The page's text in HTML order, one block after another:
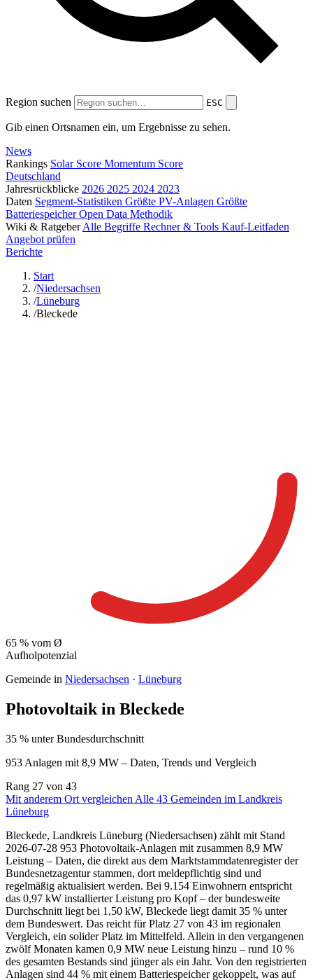
Region suchen ESC
Gib einen Ortsnamen ein, um Ergebnisse zu sehen.
News
Rankings Solar Score Momentum Score
Deutschland
Jahresrückblicke 2026 2025 2024 2023
Daten Segment-Statistiken Größte PV-Anlagen Größte
BatteriespeicherOpen Data Methodik
Wiki & Ratgeber Alle Begriffe Rechner & Tools Kauf-Leitfaden
Angebot prüfen
Berichte
Start
/Niedersachsen
/Lüneburg
/Bleckede
65 % vom Ø
Aufholpotenzial
Gemeinde in Niedersachsen · Lüneburg
Photovoltaik in Bleckede
35 % unter Bundesdurchschnitt
953 Anlagen mit 8,9 MW – Daten, Trends und Vergleich
Rang 27 von 43
Mit anderem Ort vergleichen Alle 43 Gemeinden im Landkreis
Lüneburg
Bleckede, Landkreis Lüneburg (Niedersachsen) zählt mit Stand
2026-07-28 953 Photovoltaik-Anlagen mit zusammen 8,9 MW
Leistung – Daten, die direkt aus dem Marktstammdatenregister der
Bundesnetzagentur stammen, dort meldepflichtig sind und
regelmäßig aktualisiert werden. Bei 9.154 Einwohnern entspricht
das 0,97 kW installierter Leistung pro Kopf – der bundesweite
Durchschnitt liegt bei 1,50 kW, Bleckede liegt damit 35 % unter
dem Bundeswert. Das reicht für Platz 27 von 43 im regionalen
Vergleich, ein solider Platz im Mittelfeld. Allein in den vergangenen
zwölf Monaten kamen 0,9 MW neue Leistung hinzu – rund 10 %
des gesamten Bestands sind jünger als ein Jahr. Von den registrierten
Anlagen sind 44 % mit einem Batteriespeicher gekoppelt, was auf